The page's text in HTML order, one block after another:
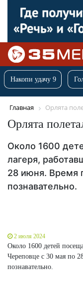
Накопи удачу 9
Главная Орлята
Орлята
Около 1600
лагеря,
28 июня. Время
познавательно.
2 июля 2024
Около 1600 детей
Череповце с 30 мая по
познавательно.